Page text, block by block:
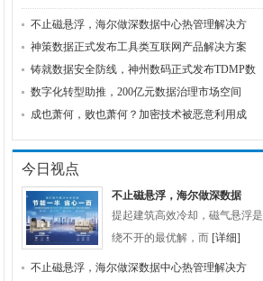
不止磁悬浮，海尔做深数据中心热管理解决方
神策数据正式发布工具类互联网产品解决方案
铸就数据安全防线，神州数码正式发布TDMP数
数字化转型助推，200亿元数据治理市场空间
成也萧何，败也萧何？加密技术被恶意利用成
今日视点
不止磁悬浮，海尔做深数据
提起建筑高效冷却，磁气悬浮是
绕不开的最优解，而 [详细]
不止磁悬浮，海尔做深数据中心热管理解决方